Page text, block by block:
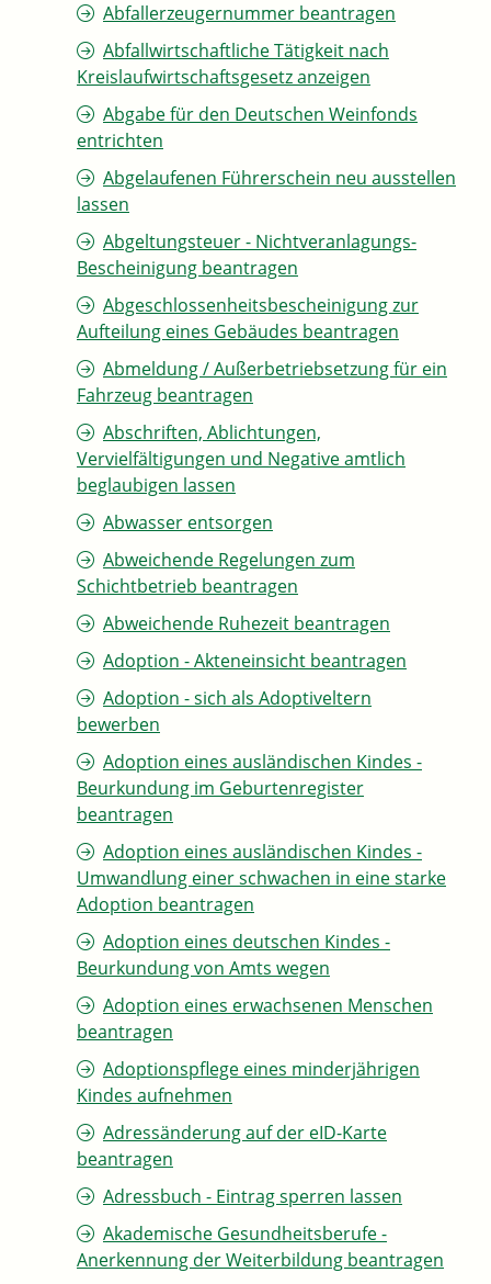
Abfallerzeugernummer beantragen
Abfallwirtschaftliche Tätigkeit nach
Kreislaufwirtschaftsgesetz anzeigen
Abgabe für den Deutschen Weinfonds
entrichten
Abgelaufenen Führerschein neu ausstellen
lassen
Abgeltungsteuer - Nichtveranlagungs-
Bescheinigung beantragen
Abgeschlossenheitsbescheinigung zur
Aufteilung eines Gebäudes beantragen
Abmeldung / Außerbetriebsetzung für ein
Fahrzeug beantragen
Abschriften, Ablichtungen,
Vervielfältigungen und Negative amtlich
beglaubigen lassen
Abwasser entsorgen
Abweichende Regelungen zum
Schichtbetrieb beantragen
Abweichende Ruhezeit beantragen
Adoption - Akteneinsicht beantragen
Adoption - sich als Adoptiveltern
bewerben
Adoption eines ausländischen Kindes -
Beurkundung im Geburtenregister
beantragen
Adoption eines ausländischen Kindes -
Umwandlung einer schwachen in eine starke
Adoption beantragen
Adoption eines deutschen Kindes -
Beurkundung von Amts wegen
Adoption eines erwachsenen Menschen
beantragen
Adoptionspflege eines minderjährigen
Kindes aufnehmen
Adressänderung auf der eID-Karte
beantragen
Adressbuch - Eintrag sperren lassen
Akademische Gesundheitsberufe -
Anerkennung der Weiterbildung beantragen